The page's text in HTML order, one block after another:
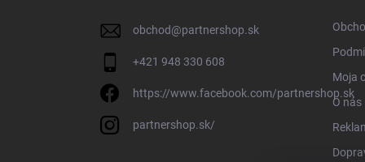
obchod@partnershop.sk
+421 948 330 608
https://www.facebook.com/partnershop.sk
partnershop.sk/
Moja
O nás